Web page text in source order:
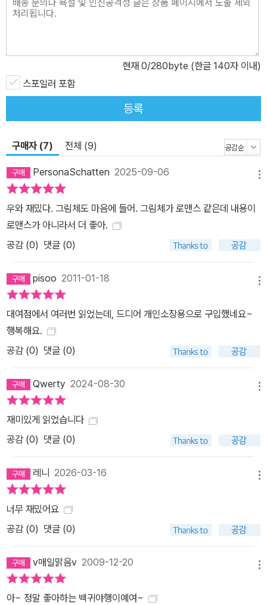
현재 0/280byte (한글 140자 이내)
스포일러 포함
등록
구매자 (7) 전체 (9)
PersonaSchatten 2025-09-06
우와 재밌다. 그림체도 마음에 들어. 그림체가 로맨스 같은데 내용이
로맨스가 아니라서 더 좋아.
공감 (0) 댓글 (0)
pisoo 2011-01-18
대여점에서 여러번 읽었는데, 드디어 개인소장용으로 구입했네요~
행복해요.
공감 (0) 댓글 (0)
Qwerty 2024-08-30
재미있게 읽었습니다
공감 (0) 댓글 (0)
레니 2026-03-16
너무 재밌어요
공감 (0) 댓글 (0)
v매일맑음v 2009-12-20
아~ 정말 좋아하는 백귀야행이예여~